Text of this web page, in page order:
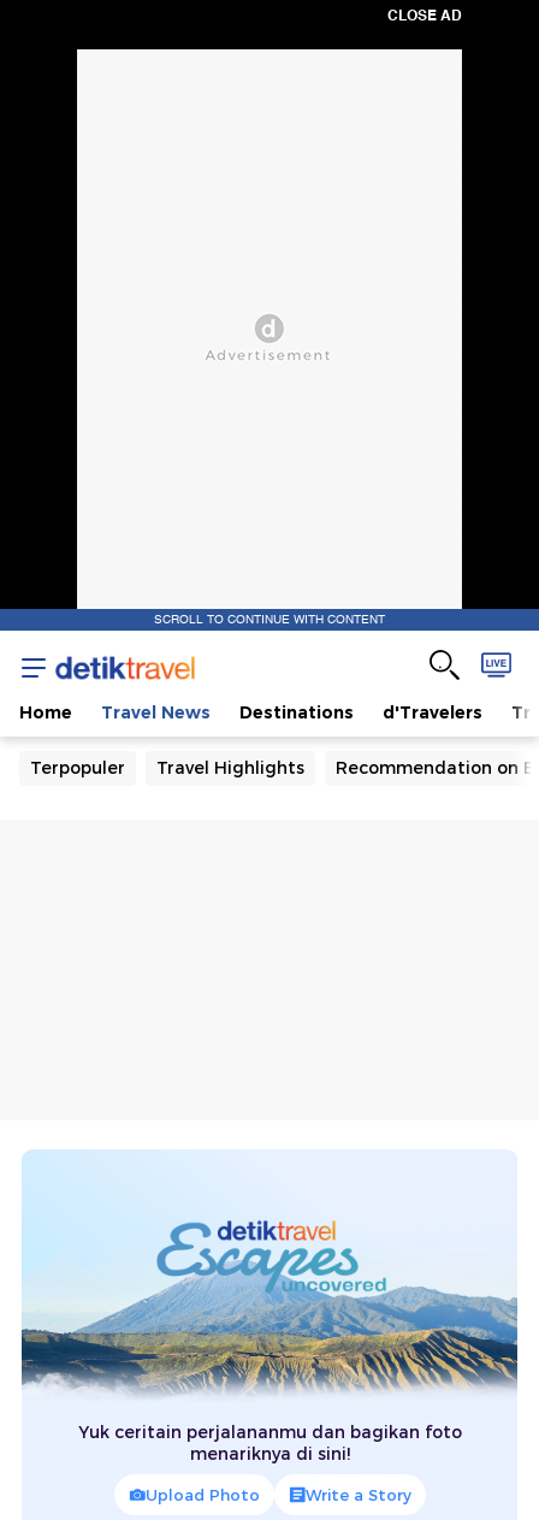
CLOSE AD
SCROLL TO CONTINUE WITH CONTENT
Home Travel News Destinations d'Travelers
Terpopuler Travel Highlights Recommendation on
Yuk ceritain perjalananmu dan bagikan foto
menariknya di sini!
Upload Photo Write a Story